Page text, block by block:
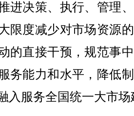
进决策、执行、管理
限度减少对市场资源
的直接干预，规范事
务能力和水平，降低
入服务全国统一大市场